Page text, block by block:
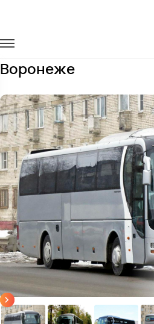
Заказать Man Lion's
Воронеже